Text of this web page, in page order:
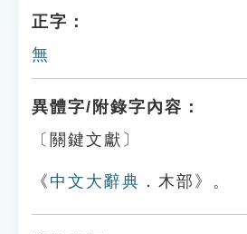
正字：
無
異體字/附錄字內容：
〔關鍵文獻〕
《 中文大辭典 ．木部》。